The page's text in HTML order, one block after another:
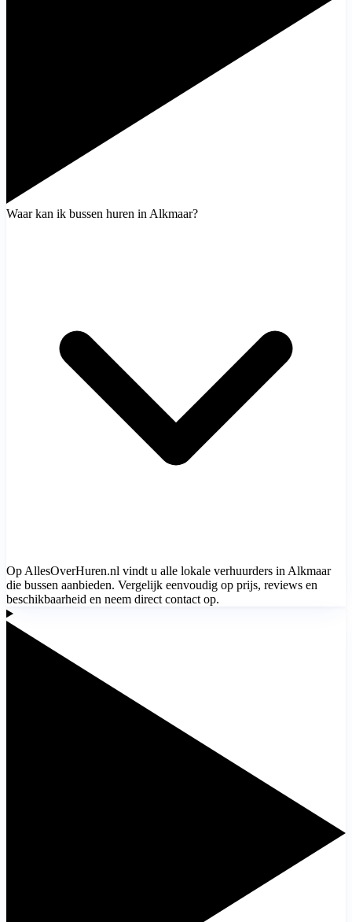
Waar kan ik bussen huren in Alkmaar?
Op AllesOverHuren.nl vindt u alle lokale verhuurders in Alkmaar
die bussen aanbieden. Vergelijk eenvoudig op prijs, reviews en
beschikbaarheid en neem direct contact op.